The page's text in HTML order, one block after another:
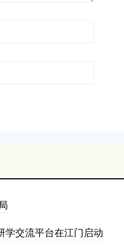
学交流平台在江门启动